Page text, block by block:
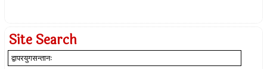
Site Search